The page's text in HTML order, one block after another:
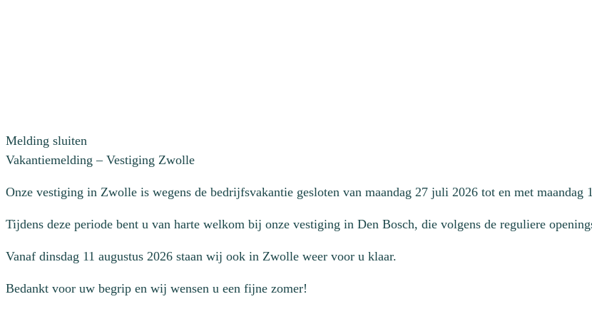
Melding sluiten
Vakantiemelding – Vestiging Zwolle
Onze vestiging in Zwolle is wegens de bedrijfsvakantie gesloten van maandag 27 juli 2026 tot en met maandag
Tijdens deze periode bent u van harte welkom bij onze vestiging in Den Bosch, die volgens de reguliere
Vanaf dinsdag 11 augustus 2026 staan wij ook in Zwolle weer voor u klaar.
Bedankt voor uw begrip en wij wensen u een fijne zomer!